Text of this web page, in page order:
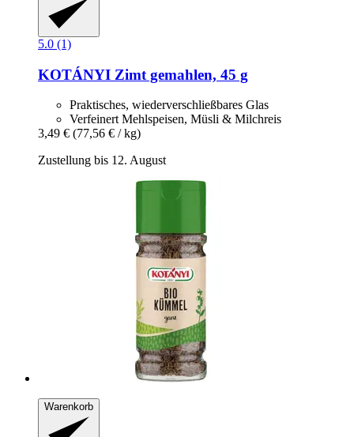
5.0 (1)
KOTÁNYI Zimt gemahlen, 45 g
Praktisches, wiederverschließbares Glas
Verfeinert Mehlspeisen, Müsli & Milchreis
3,49 € (77,56 € / kg)
Zustellung bis 12. August
Warenkorb